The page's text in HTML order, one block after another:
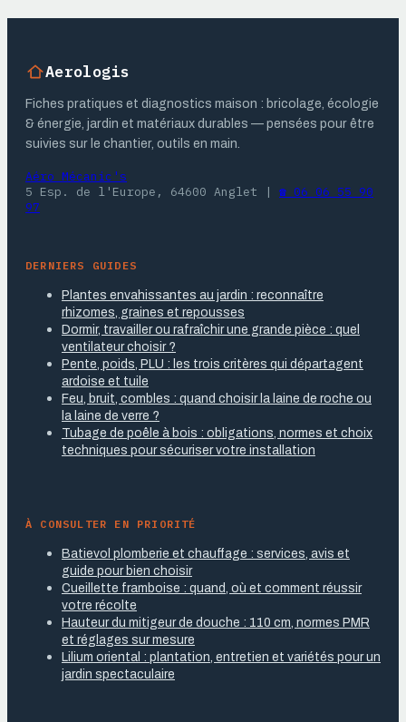
Aerologis
Fiches pratiques et diagnostics maison : bricolage, écologie
& énergie, jardin et matériaux durables — pensées pour être
suivies sur le chantier, outils en main.
Aéro Mécanic's
5 Esp. de l'Europe, 64600 Anglet
☎ 06 06 55 90
97
DERNIERS GUIDES
Plantes envahissantes au jardin : reconnaître
rhizomes, graines et repousses
Dormir, travailler ou rafraîchir une grande pièce : quel
ventilateur choisir ?
Pente, poids, PLU : les trois critères qui départagent
ardoise et tuile
Feu, bruit, combles : quand choisir la laine de roche ou
la laine de verre ?
Tubage de poêle à bois : obligations, normes et choix
techniques pour sécuriser votre installation
À CONSULTER EN PRIORITÉ
Batievol plomberie et chauffage : services, avis et
guide pour bien choisir
Cueillette framboise : quand, où et comment réussir
votre récolte
Hauteur du mitigeur de douche : 110 cm, normes PMR
et réglages sur mesure
Lilium oriental : plantation, entretien et variétés pour un
jardin spectaculaire